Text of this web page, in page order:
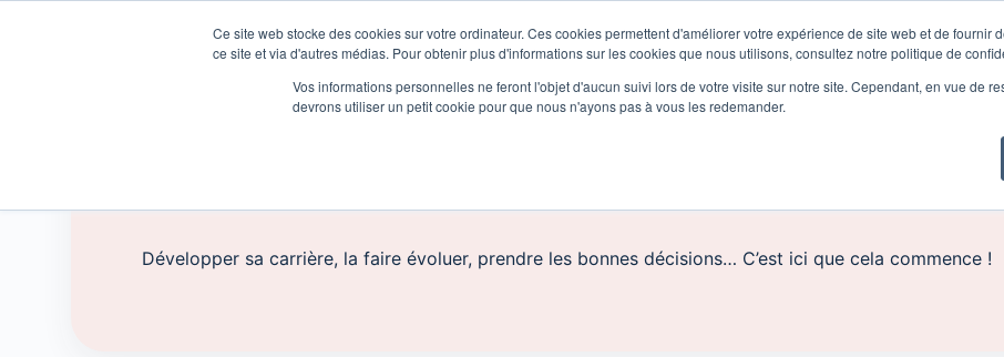
Ce site web stocke des cookies sur votre ordinateur. Ces cookies permettent d'améliorer votre expérience de site web et de fournir
ce site et via d'autres médias. Pour obtenir plus d'informations sur les cookies que nous utilisons, consultez notre politique de
Vos informations personnelles ne feront l'objet d'aucun suivi lors de votre visite sur notre site. Cependant, en vue de
devrons utiliser un petit cookie pour que nous n'ayons pas à vous les redemander.
Développer sa carrière, la faire évoluer, prendre les bonnes décisions… C’est ici que cela commence !